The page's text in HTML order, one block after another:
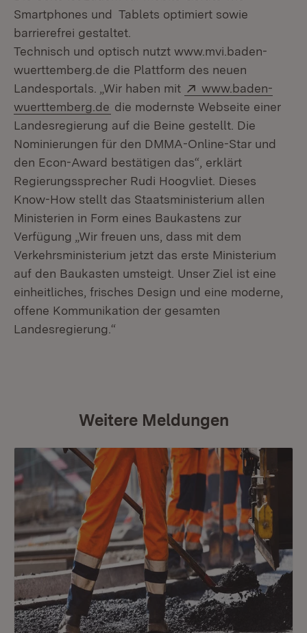
Smartphones und Tablets optimiert sowie
barrierefrei gestaltet.
Technisch und optisch nutzt www.mvi.baden-
wuerttemberg.de die Plattform des neuen
Landesportals. „Wir haben mit
Extern:
www.baden-
wuerttemberg.de (Öffnet in neuem Fenster)
die modernste Webseite einer
Landesregierung auf die Beine gestellt. Die
Nominierungen für den DMMA-Online-Star und
den Econ-Award bestätigen das“, erklärt
Regierungssprecher Rudi Hoogvliet. Dieses
Know-How stellt das Staatsministerium allen
Ministerien in Form eines Baukastens zur
Verfügung „Wir freuen uns, dass mit dem
Verkehrsministerium jetzt das erste Ministerium
auf den Baukasten umsteigt. Unser Ziel ist eine
einheitliches, frisches Design und eine moderne,
offene Kommunikation der gesamten
Landesregierung.“
Weitere Meldungen